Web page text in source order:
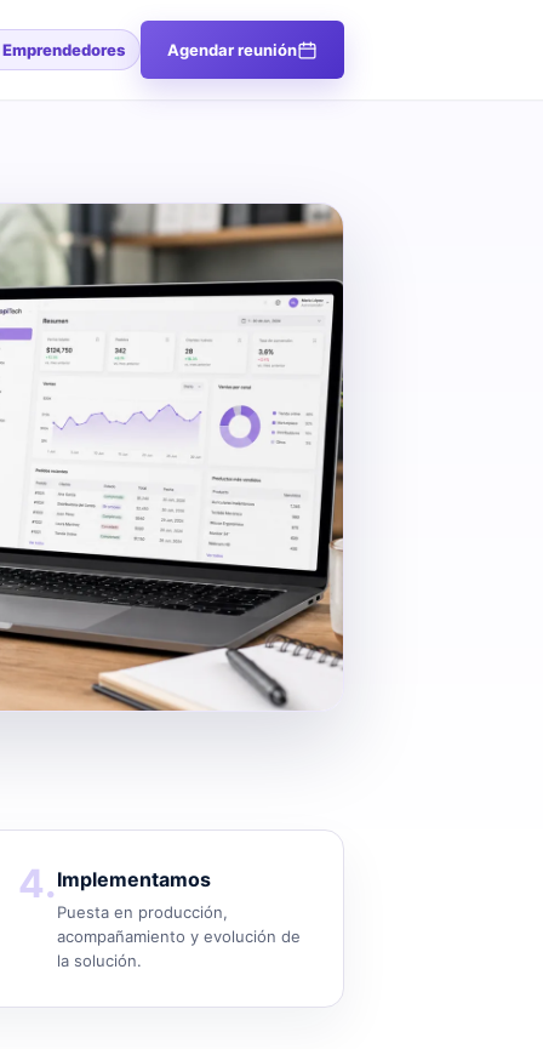
Agendar reunión
4. Implementamos
Puesta en producción,
acompañamiento y evolución de
la solución.